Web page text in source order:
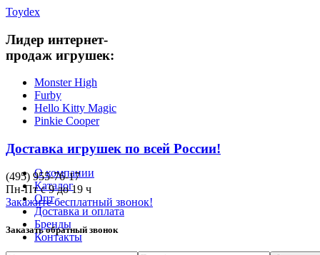
Toydex
Лидер интернет-
продаж игрушек:
Monster High
Furby
Hello Kitty Magic
Pinkie Cooper
Доставка игрушек по всей России!
(495) 955-76-17
Пн-Пт с9до19 ч
Закажите бесплатный звонок!
Заказать обратный звонок
О компании
Каталог
Опт
Доставка и оплата
Бренды
Контакты